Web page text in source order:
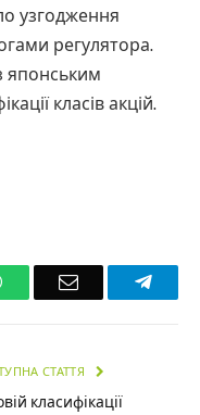
узгодження
регулятора.
японським
класів акцій.
WhatsAppEmail
СТАТТЯ
класифікації